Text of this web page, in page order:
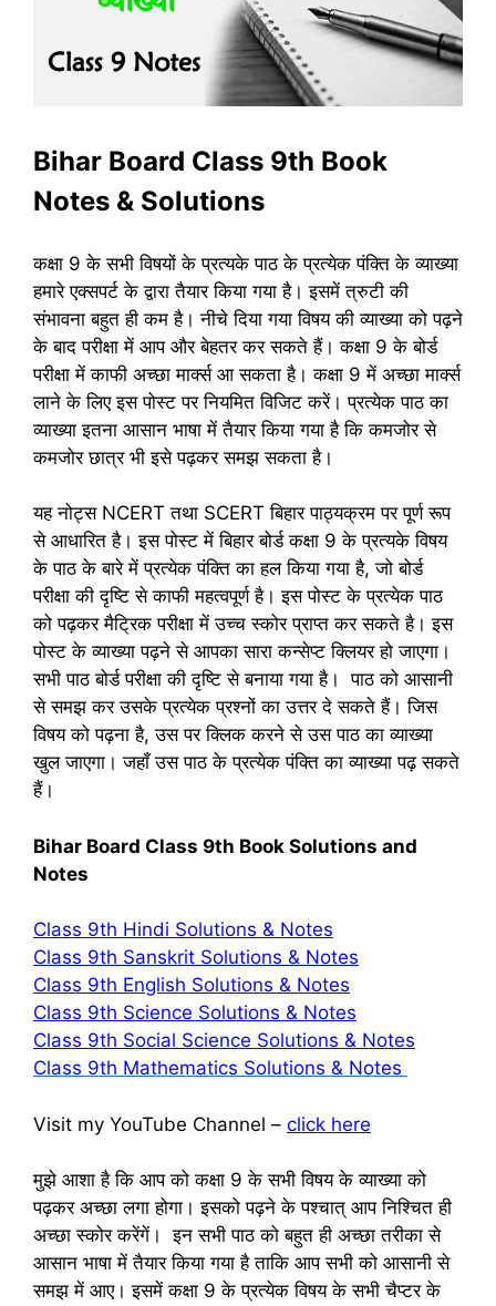
Bihar Board Class 9th Book
Notes & Solutions
कक्षा 9 के सभी विषयों के प्रत्‍यके पाठ के प्रत्‍येक पंक्ति के व्‍याख्‍या
हमारे एक्‍सपर्ट के द्वारा तैयार किया गया है। इसमें त्रुटी की
संभावना बहुत ही कम है। नीचे दिया गया विषय की व्‍याख्‍या को पढ़ने
के बाद परीक्षा में आप और बेहतर कर सकते हैं। कक्षा 9 के बोर्ड
परीक्षा में काफी अच्‍छा मार्क्‍स आ सकता है। कक्षा 9 में अच्‍छा मार्क्‍स
लाने के लिए इस पोस्‍ट पर नियमित विजिट करें। प्रत्‍येक पाठ का
व्‍याख्‍या इतना आसान भाषा में तैयार किया गया है कि कमजोर से
कमजोर छात्र भी इसे पढ़कर समझ सकता है।
यह नोट्स NCERT तथा SCERT बिहार पाठ्यक्रम पर पूर्ण रूप
से आ‍धारित है। इस पोस्‍ट में बिहार बोर्ड कक्षा 9 के प्रत्‍यके विषय
के पाठ के बारे में प्रत्‍येक पंक्ति का हल किया गया है, जो बोर्ड
परीक्षा की दृष्टि से काफी महत्‍वपूर्ण है। इस पोस्‍ट के प्रत्‍येक पाठ
को पढ़कर मैट्रिक परीक्षा में उच्‍च स्‍कोर प्राप्‍त कर सकते है। इस
पोस्‍ट के व्‍याख्‍या पढ़ने से आपका सारा कन्‍सेप्‍ट क्लियर हो जाएगा।
सभी पाठ बोर्ड परीक्षा की दृष्टि से बनाया गया है। पाठ को आसानी
से समझ कर उसके प्रत्‍येक प्रश्‍नों का उत्तर दे सकते हैं। जिस
विषय को पढ़ना है, उस पर क्लिक करने से उस पाठ का व्‍याख्‍या
खुल जाएगा। जहाँ उस पाठ के प्रत्‍येक पंक्ति का व्‍याख्‍या पढ़ सकते
हैं।
Bihar Board Class 9th Book Solutions and
Notes
Class 9th Hindi Solutions & Notes
Class 9th Sanskrit Solutions & Notes
Class 9th English Solutions & Notes
Class 9th Science Solutions & Notes
Class 9th Social Science Solutions & Notes
Class 9th Mathematics Solutions & Notes
Visit my YouTube Channel – click here
मुझे आशा है कि आप को कक्षा 9 के सभी विषय के व्‍याख्‍या को
पढ़कर अच्‍छा लगा होगा। इसको पढ़ने के पश्‍चात् आप निश्चित ही
अच्‍छा स्‍कोर करेंगें। इन सभी पाठ को बहुत ही अच्‍छा तरीका से
आसान भाषा में तैयार किया गया है ताकि आप सभी को आसानी से
समझ में आए। इसमें कक्षा 9 के प्रत्‍येक विषय के सभी चैप्‍टर के